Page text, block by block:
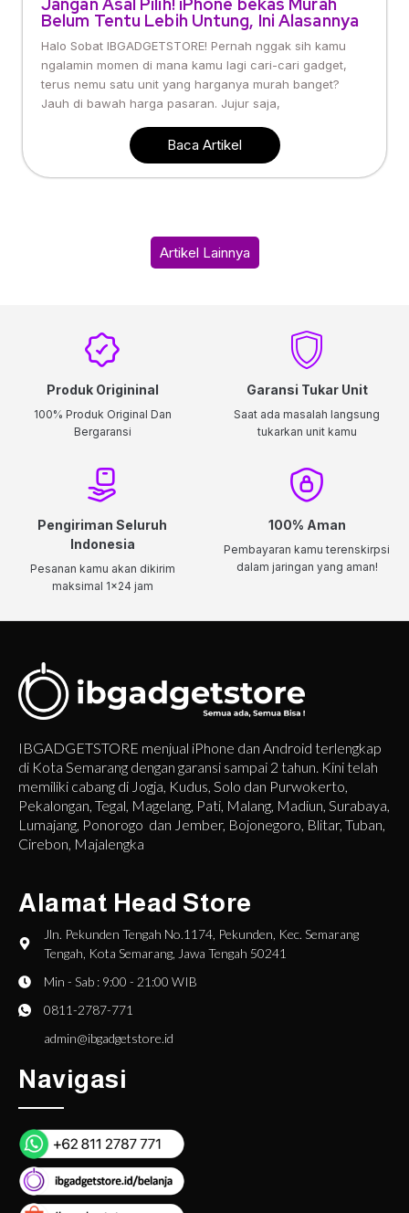
Jangan Asal Pilih! iPhone bekas Murah
Belum Tentu Lebih Untung, Ini Alasannya
Halo Sobat IBGADGETSTORE! Pernah nggak sih kamu
ngalamin momen di mana kamu lagi cari-cari gadget,
terus nemu satu unit yang harganya murah banget?
Jauh di bawah harga pasaran. Jujur saja,
Baca Artikel
Artikel Lainnya
Produk Origininal
100% Produk Original Dan
Bergaransi
Garansi Tukar Unit
Saat ada masalah langsung
tukarkan unit kamu
Pengiriman Seluruh
Indonesia
Pesanan kamu akan dikirim
maksimal 1x24 jam
100% Aman
Pembayaran kamu terenskirpsi
dalam jaringan yang aman!
IBGADGETSTORE menjual iPhone dan Android terlengkap
di Kota Semarang dengan garansi sampai 2 tahun. Kini telah
memiliki cabang di Jogja, Kudus, Solo dan Purwokerto,
Pekalongan, Tegal, Magelang, Pati, Malang, Madiun, Surabaya,
Lumajang, Ponorogo dan Jember, Bojonegoro, Blitar, Tuban,
Cirebon, Majalengka
Alamat Head Store
Jln. Pekunden Tengah No.1174, Pekunden, Kec. Semarang
Tengah, Kota Semarang, Jawa Tengah 50241
Min - Sab : 9:00 - 21:00 WIB
0811-2787-771
admin@ibgadgetstore.id
Navigasi